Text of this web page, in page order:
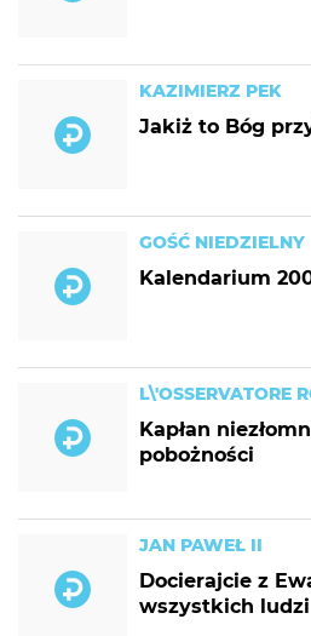
KAZIMIERZ PEK
Jakiż to Bóg
GOŚĆ NIEDZIELNY
Kalendarium
L\'OSSERVATORE
Kapłan
pobożności
JAN PAWEŁ II
Docierajcie z
wszystkich ludzi